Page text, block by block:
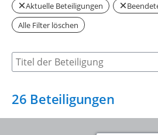
Aktuelle Beteiligungen
Alle Filter löschen
Suche nach Beteiligung
26 Beteiligungen